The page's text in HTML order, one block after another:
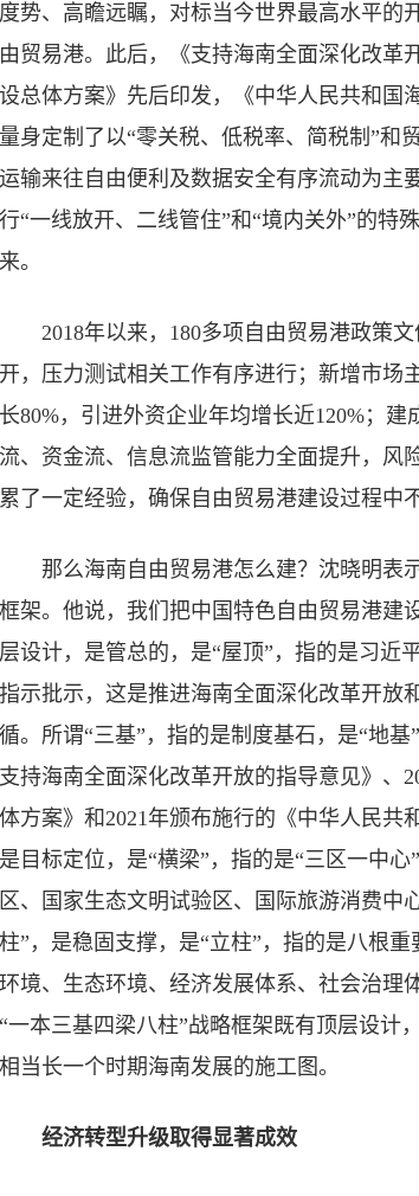
度势、高瞻远瞩，对标当今世界最高水平的
由贸易港。此后，《支持海南全面深化改革
设总体方案》先后印发，《中华人民共和国
量身定制了以“零关税、低税率、简税制”和
运输来往自由便利及数据安全有序流动为主
行“一线放开、二线管住”和“境内关外”的特
来。
2018年以来，180多项自由贸易港政策文
开，压力测试相关工作有序进行；新增市场
长80%，引进外资企业年均增长近120%；
流、资金流、信息流监管能力全面提升，风
累了一定经验，确保自由贸易港建设过程中
那么海南自由贸易港怎么建？沈晓明表
框架。他说，我们把中国特色自由贸易港建
层设计，是管总的，是“屋顶”，指的是习近
指示批示，这是推进海南全面深化改革开放
循。所谓“三基”，指的是制度基石，是“地
支持海南全面深化改革开放的指导意见》、
体方案》和2021年颁布施行的《中华人民共
是目标定位，是“横梁”，指的是“三区一中
区、国家生态文明试验区、国际旅游消费中
柱”，是稳固支撑，是“立柱”，指的是八根
环境、生态环境、经济发展体系、社会治理
“一本三基四梁八柱”战略框架既有顶层设计
相当长一个时期海南发展的施工图。
经济转型升级取得显著成效